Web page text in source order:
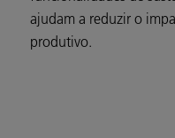
ajudam a reduzir o
produtivo.